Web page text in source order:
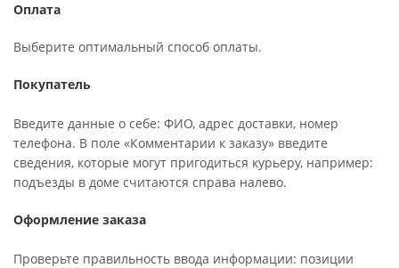
Оплата
Выберите оптимальный способ оплаты.
Покупатель
Введите данные о себе: ФИО, адрес доставки, номер
телефона. В поле «Комментарии к заказу» введите
сведения, которые могут пригодиться курьеру, например:
подъезды в доме считаются справа налево.
Оформление заказа
Проверьте правильность ввода информации: позиции